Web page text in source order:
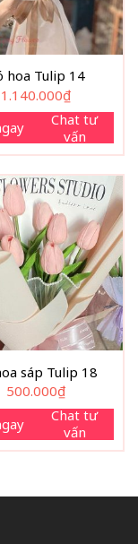
hoa Tulip 14
1.140.000₫
Chat tư
vấn
sáp Tulip 18
500.000₫
Chat tư
vấn